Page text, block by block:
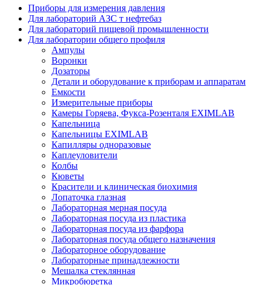
Приборы для измерения давления
Для лабораторий АЗС т нефтебаз
Для лабораторий пищевой промышленности
Для лаборатории общего профиля
Ампулы
Воронки
Дозаторы
Детали и оборудование к приборам и аппаратам
Емкости
Измерительные приборы
Камеры Горяева, Фукса-Розенталя EXIMLAB
Капельница
Капельницы EXIMLAB
Капилляры одноразовые
Каплеуловители
Колбы
Кюветы
Красители и клиническая биохимия
Лопаточка глазная
Лабораторная мерная посуда
Лабораторная посуда из пластика
Лабораторная посуда из фарфора
Лабораторная посуда общего назначения
Лабораторное оборудование
Лабораторные принадлежности
Мешалка стеклянная
Микробюретка